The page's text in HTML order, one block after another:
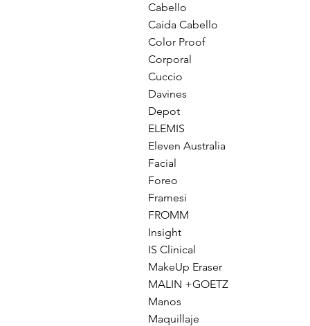
Cabello
Caída Cabello
Color Proof
Corporal
Cuccio
Davines
Depot
ELEMIS
Eleven Australia
Facial
Foreo
Framesi
FROMM
Insight
IS Clinical
MakeUp Eraser
MALIN +GOETZ
Manos
Maquillaje